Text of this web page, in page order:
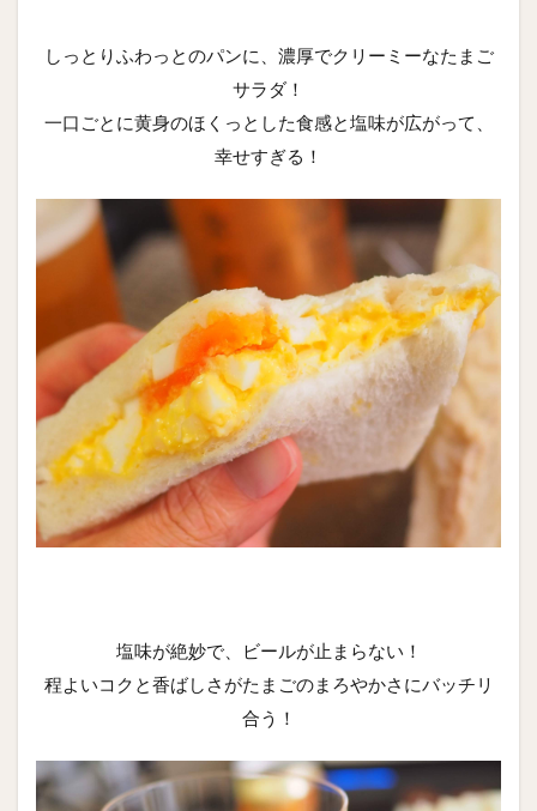
しっとりふわっとのパンに、濃厚でクリーミーなたまご
サラダ！
一口ごとに黄身のほくっとした食感と塩味が広がって、
幸せすぎる！
塩味が絶妙で、ビールが止まらない！
程よいコクと香ばしさがたまごのまろやかさにバッチリ
合う！